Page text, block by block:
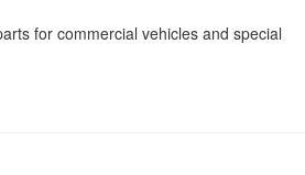
for commercial vehicles and special